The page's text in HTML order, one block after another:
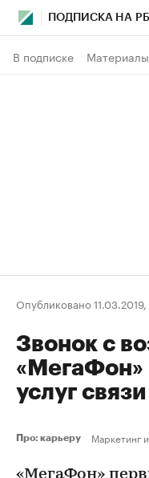
ПОДПИСКА НА
В подписке Материалы
Опубликовано
Звонок с
«МегаФон»
услуг связи
Про: карьеру Маркетинг
«МегаФон»